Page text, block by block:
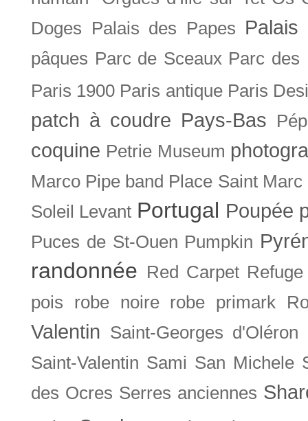
Doges
Palais des Papes Palais
pâques Parc de Sceaux Parc des
Paris 1900 Paris antique Paris
patch à coudre Pays-Bas
coquine Petrie Museum
Marco Pipe band Place Saint Marc
Soleil Levant Portugal Poupée
Puces de St-Ouen Pumpkin
randonnée Red Carpet Refuge
pois
robe noire robe primark
Valentin Saint-Georges d'Oléron
Saint-Valentin Sami San Michele
des Ocres Serres anciennes